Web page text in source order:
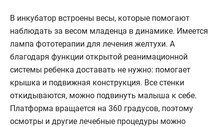
В инкубатор встроены весы, которые помогают
наблюдать за весом младенца в динамике. Имеется
лампа фототерапии для лечения желтухи. А
благодаря функции открытой реанимационной
системы ребенка доставать не нужно: помогает
крышка и подвижная конструкция. Все стенки
откидываются, можно подвинуть малыша к себе.
Платформа вращается на 360 градусов, поэтому
осмотры и другие лечебные процедуры можно